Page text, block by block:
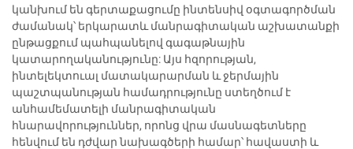
կանխում են գերտաքացումը ինտենսիվ օգտագործման
ժամանակ՝ երկարատև մանրագիտական աշխատանքի
ընթացքում պահպանելով գագաթնային
կատարողականությունը: Այս հզորության,
ինտելեկտուալ մատակարարման և ջերմային
պաշտպանության համադրությունը ստեղծում է
անհամեմատելի մանրագիտական
հնարավորություններ, որոնց վրա մասնագետները
հենվում են դժվար նախագծերի համար՝ հավաստի և